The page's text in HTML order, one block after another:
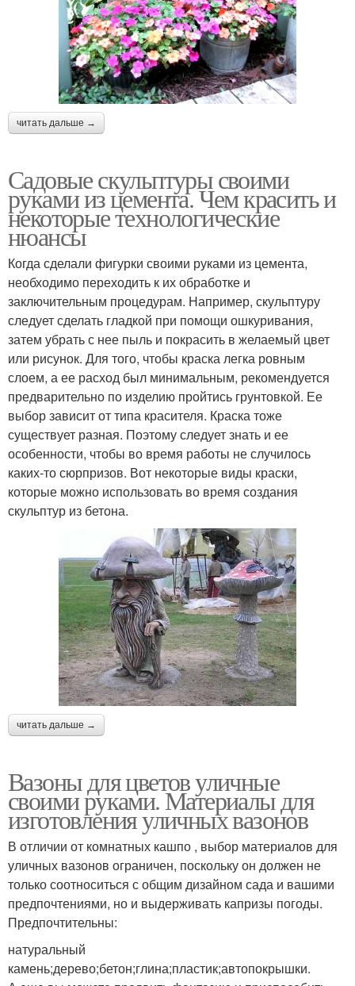
читать дальше →
Садовые скульптуры своими
руками из цемента. Чем красить и
некоторые технологические
нюансы
Когда сделали фигурки своими руками из цемента,
необходимо переходить к их обработке и
заключительным процедурам. Например, скульптуру
следует сделать гладкой при помощи ошкуривания,
затем убрать с нее пыль и покрасить в желаемый цвет
или рисунок. Для того, чтобы краска легка ровным
слоем, а ее расход был минимальным, рекомендуется
предварительно по изделию пройтись грунтовкой. Ее
выбор зависит от типа красителя. Краска тоже
существует разная. Поэтому следует знать и ее
особенности, чтобы во время работы не случилось
каких-то сюрпризов. Вот некоторые виды краски,
которые можно использовать во время создания
скульптур из бетона.
читать дальше →
Вазоны для цветов уличные
своими руками. Материалы для
изготовления уличных вазонов
В отличии от комнатных кашпо , выбор материалов для
уличных вазонов ограничен, поскольку он должен не
только соотноситься с общим дизайном сада и вашими
предпочтениями, но и выдерживать капризы погоды.
Предпочтительны:
натуральный
камень;дерево;бетон;глина;пластик;автопокрышки.